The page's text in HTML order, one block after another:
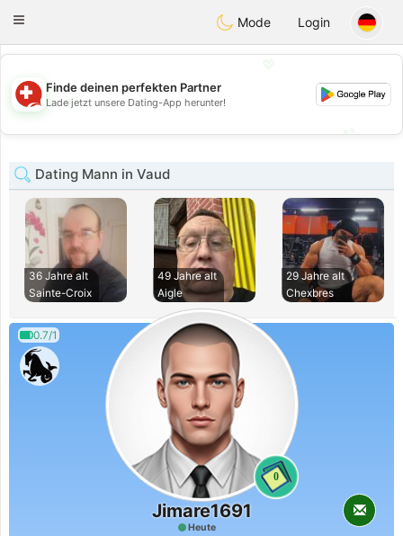
Suissi
Toggle
Mode Login
💖
💕
Finde deinen perfekten Partner
Lade jetzt unsere Dating-App herunter!
Dating Mann in Vaud
36 Jahre alt
Sainte-Croix
49 Jahre alt
Aigle
29 Jahre alt
Chexbres
0.7/1
0
Jimare1691
Heute